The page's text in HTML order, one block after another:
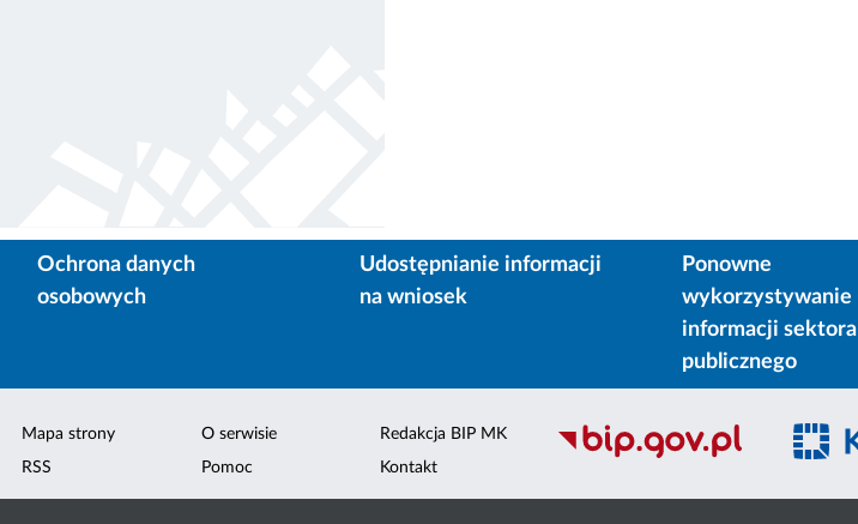
Ochrona danych
osobowych
Udostępnianie informacji
na wniosek
Ponowne
wykorzystywanie
informacji sektora
publicznego
Mapa strony
RSS
O serwisie
Pomoc
Redakcja BIP MK
Kontakt